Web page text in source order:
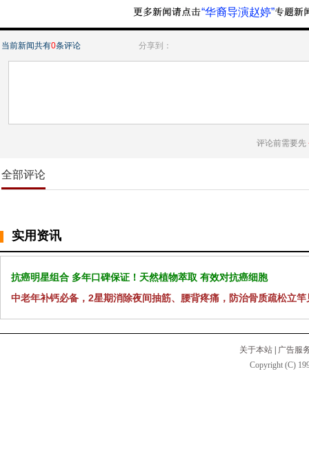
“华裔导演赵婷”
当前新闻共有0条评论 分享到：
评论前需要先
全部评论
实用资讯
抗癌明星组合 多年口碑保证！天然植物萃取 有效对抗癌细胞
中老年补钙必备，2星期消除夜间抽筋、腰背疼痛，防治骨质疏松立竿
关于本站
广告服
Copyright (C)